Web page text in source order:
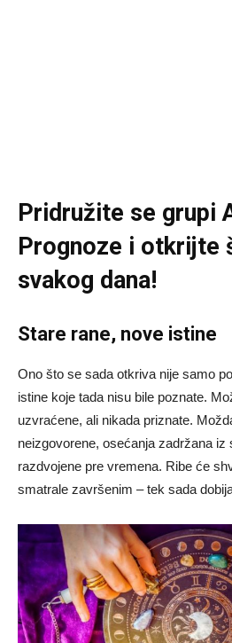
Pridružite se grupi
Prognoze i otkrijte
svakog dana!
Stare rane, nove istine
Ono što se sada otkriva nije samo
istine koje tada nisu bile poznate.
uzvraćene, ali nikada priznate.
neizgovorene, osećanja zadržana iz
razdvojene pre vremena. Ribe će
smatrale završenim – tek sada